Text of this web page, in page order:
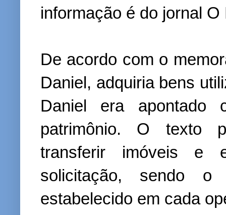
informação é do jornal
De acordo com o
Daniel, adquiria bens
Daniel era apontado
patrimônio. O texto
transferir imóveis e
solicitação, sendo
estabelecido em cada